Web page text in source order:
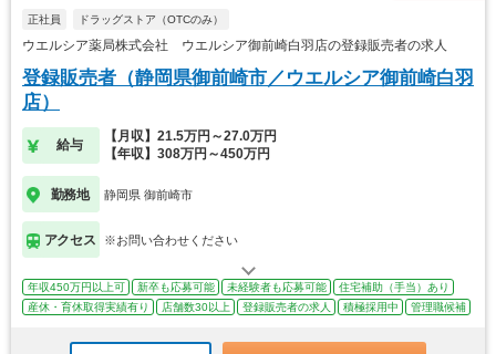
正社員 ドラッグストア（OTCのみ）
ウエルシア薬局株式会社 ウエルシア御前崎白羽店の登録販売者の求人
登録販売者（静岡県御前崎市／ウエルシア御前崎白羽
店）
給与
【月収】21.5万円～27.0万円
【年収】308万円～450万円
勤務地 静岡県 御前崎市
アクセス ※お問い合わせください
年収450万円以上可 新卒も応募可能 未経験者も応募可能
住宅補助（手当）あり
産休・育休取得実績有り
店舗数30以上 登録販売者の求人 積極採用中 管理職候補